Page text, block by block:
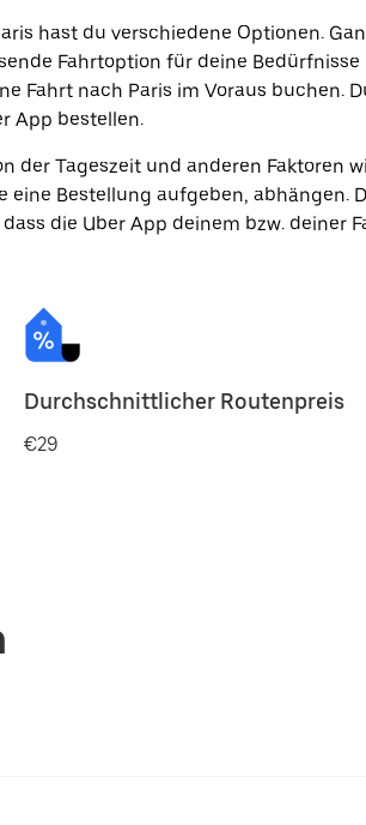
hast du verschiedene Optionen.
Fahrtoption für deine Bedürfnisse
Fahrt nach Paris im Voraus buchen.
App bestellen.
der Tageszeit und anderen Faktoren
eine Bestellung aufgeben, abhängen.
die Uber App deinem bzw. deiner
Durchschnittlicher Routenpreis
€29